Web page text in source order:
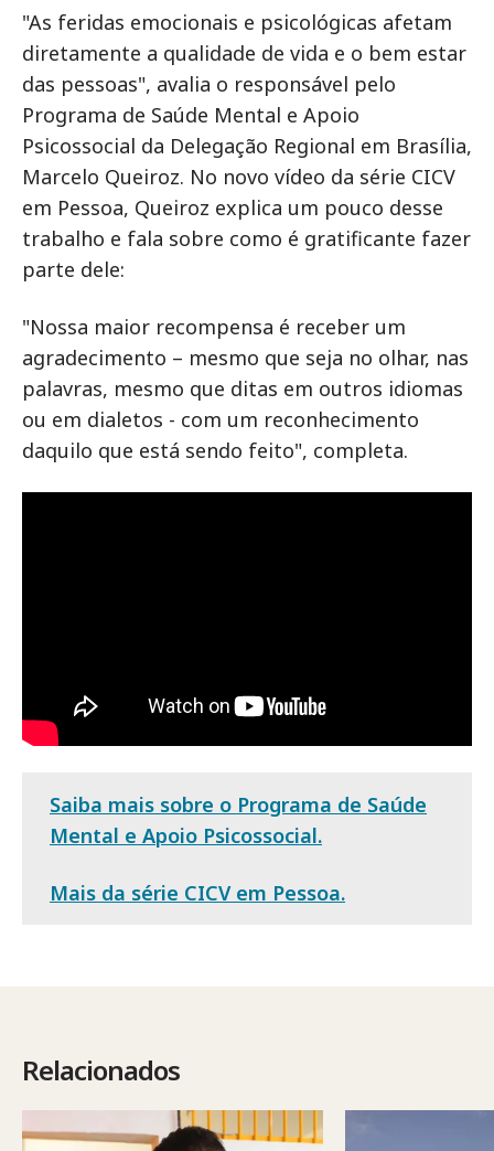
"As feridas emocionais e psicológicas afetam
diretamente a qualidade de vida e o bem estar
das pessoas", avalia o responsável pelo
Programa de Saúde Mental e Apoio
Psicossocial da Delegação Regional em Brasília,
Marcelo Queiroz. No novo vídeo da série CICV
em Pessoa, Queiroz explica um pouco desse
trabalho e fala sobre como é gratificante fazer
parte dele:
"Nossa maior recompensa é receber um
agradecimento – mesmo que seja no olhar, nas
palavras, mesmo que ditas em outros idiomas
ou em dialetos - com um reconhecimento
daquilo que está sendo feito", completa.
Saiba mais sobre o Programa de Saúde
Mental e Apoio Psicossocial.
Mais da série CICV em Pessoa.
Relacionados